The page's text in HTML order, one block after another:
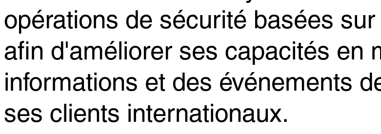
opérations de sécurité basées
afin d'améliorer ses capacités en
informations et des événements
ses clients internationaux.